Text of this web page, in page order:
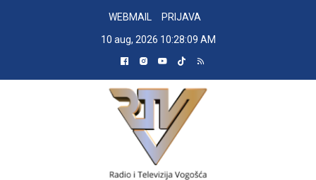
WEBMAIL
PRIJAVA
10 aug, 2026 10:28:10 AM